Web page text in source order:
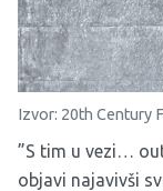
Izvor: 20th Century
”S tim u vezi…
objavi najavivši